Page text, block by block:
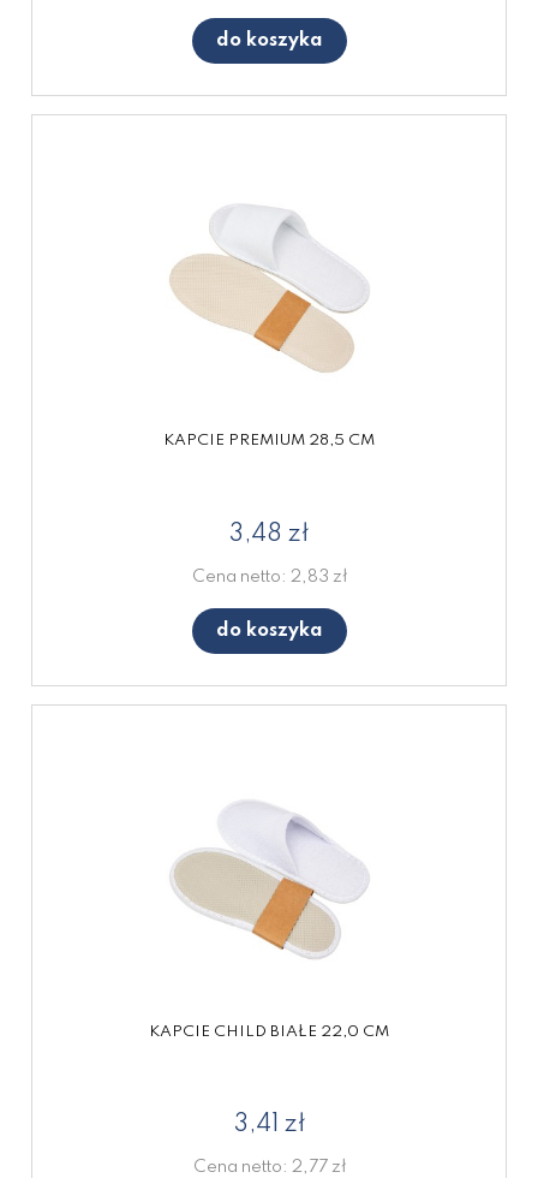
do koszyka
KAPCIE PREMIUM 28,5 CM
3,48 zł
Cena netto: 2,83 zł
do koszyka
KAPCIE CHILD BIAŁE 22,0 CM
3,41 zł
Cena netto: 2,77 zł